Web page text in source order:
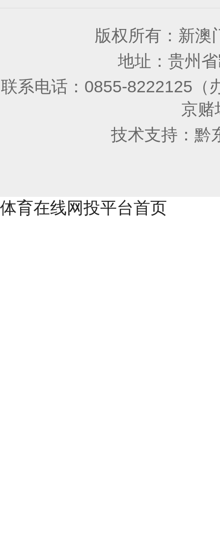
版权所有：新
地址：贵州
联系电话：0855-8222125（
京赌
技术支持： 黔
体育在线网投平台首页